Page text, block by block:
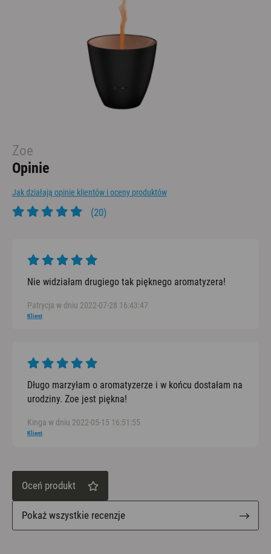
Zoe
Opinie
Jak działają opinie klientów i oceny produktów
(20)
Nie widziałam drugiego tak pięknego aromatyzera!
Patrycja w dniu 2022-07-28 16:43:47
Klient
Długo marzyłam o aromatyzerze i w końcu dostałam na
urodziny. Zoe jest piękna!
Kinga w dniu 2022-05-15 16:51:55
Klient
Oceń produkt
Pokaż wszystkie recenzje